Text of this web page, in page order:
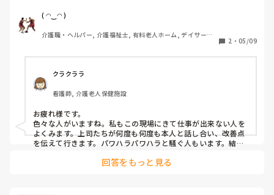
指摘すると逆ギレして、管理者に報告に上がるᕦ(ò_óˇ)ᕤ
どうしてなのか疑問だったんだけど、ようやく納得出来た
^_^
そこの事業所自体がそれを許しているが為に、例え他のスタ
ッフや管理者に注意指摘されてもお構いなしで、
他のスタッフの揚げ足取りばかりするし、職場の風紀を乱す
事が多いから異動なんだねぇᕦ(ò_óˇ)ᕤ
終わりの始まりだm(._.)m
( ◠‿◠ )
介護職・ヘルパー, 介護福祉士, 有料老人ホーム, デイサービ
2 ・ 05/09
クラクララ
看護師, 介護老人保健施設
お疲れ様です。
色々な人がいますね。私もこの現場にきて仕事が出来ない人を
よくみます。上司たちが何度も何度も本人と話し合い、改善点
を伝えて行きます。パワハラパワハラと騒ぐ人もいます。結
しかないですよね。自分には負にならない様に、関わるだけで
回答をもっと見る